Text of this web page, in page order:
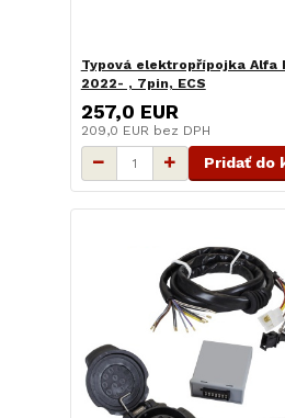
Typová elektropřípojka Alfa
2022- , 7pin, ECS
257,0 EUR
209,0 EUR bez DPH
Pridať do